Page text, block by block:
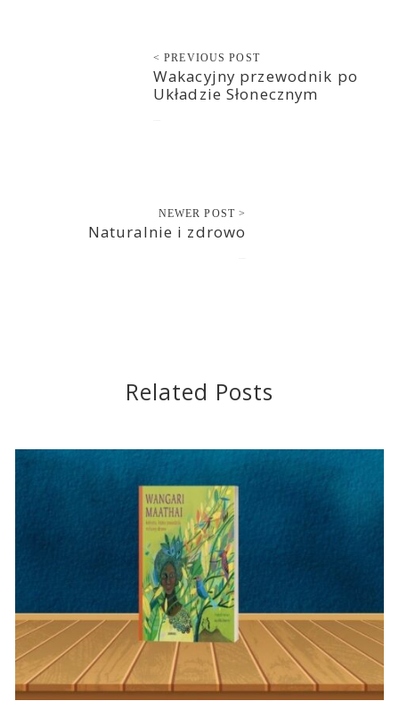
< PREVIOUS POST
Wakacyjny przewodnik po
Układzie Słonecznym
NEWER POST >
Naturalnie i zdrowo
Related Posts